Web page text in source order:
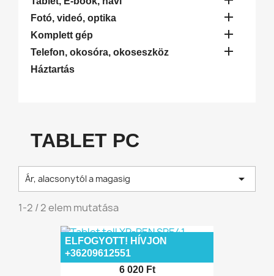
Fotó, videó, optika 
Komplett gép 
Telefon, okosóra, okoseszköz 
Háztartás
TABLET PC
Ár, alacsonytól a magasig 
1-2 / 2 elem mutatása
Tablet Toll XP-PEN SPE41
6 020 Ft
ELFOGYOTT! HÍVJON
+36209612551